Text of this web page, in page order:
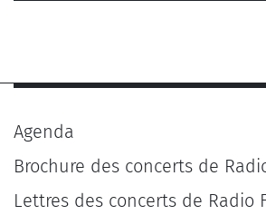
Agenda
Brochure des concerts de
Lettres des concerts de Radio